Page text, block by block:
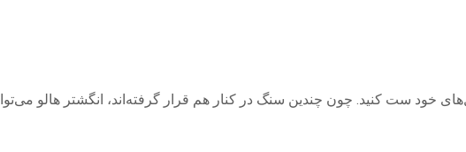
خود ست کنید. چون چندین سنگ در کنار هم قرار گرفته‌اند، انگشتر هالو